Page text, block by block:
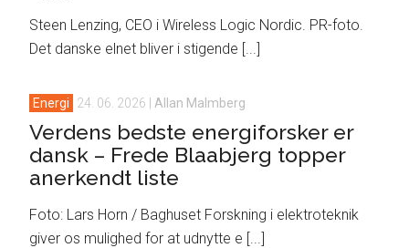
Steen Lenzing, CEO i Wireless Logic Nordic. PR-foto.
Det danske elnet bliver i stigende [...]
Energi 24. 06. 2026 Allan Malmberg
Verdens bedste energiforsker er
dansk – Frede Blaabjerg topper
anerkendt liste
Foto: Lars Horn / Baghuset Forskning i elektroteknik
giver os mulighed for at udnytte e [...]